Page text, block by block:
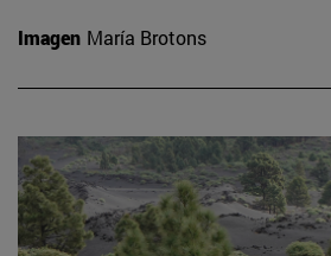
Imagen María Brotons